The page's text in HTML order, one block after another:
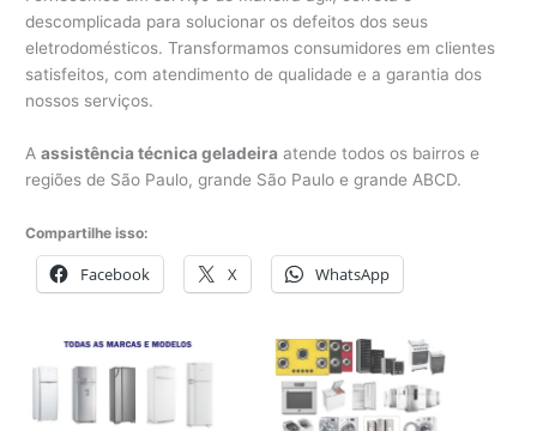
descomplicada para solucionar os defeitos dos seus
eletrodomésticos. Transformamos consumidores em clientes
satisfeitos, com atendimento de qualidade e a garantia dos
nossos serviços.
Aassistência técnica geladeira atende todos os bairros e
regiões de São Paulo, grande São Paulo e grande ABCD.
Compartilhe isso:
Facebook X WhatsApp